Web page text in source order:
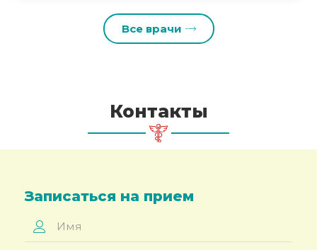
Все врачи
Контакты
Записаться на прием